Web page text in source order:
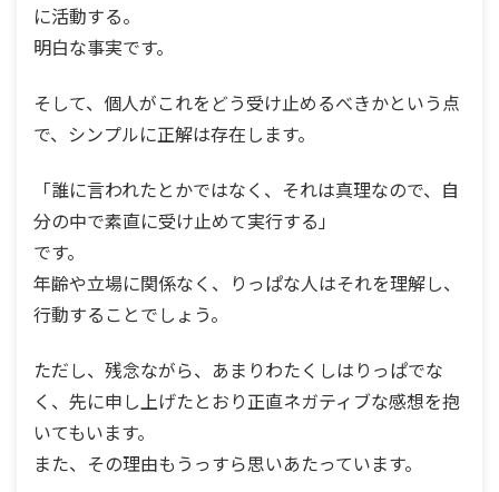
に活動する。
明白な事実です。
そして、個人がこれをどう受け止めるべきかという点
で、シンプルに正解は存在します。
「誰に言われたとかではなく、それは真理なので、自
分の中で素直に受け止めて実行する」
です。
年齢や立場に関係なく、りっぱな人はそれを理解し、
行動することでしょう。
ただし、残念ながら、あまりわたくしはりっぱでな
く、先に申し上げたとおり正直ネガティブな感想を抱
いてもいます。
また、その理由もうっすら思いあたっています。